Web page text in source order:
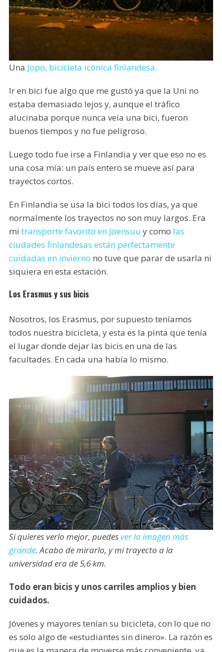
Una Jopo, bicicleta icónica finlandesa.
Ir en bici fue algo que me gustó ya que la Uni no
estaba demasiado lejos y, aunque el tráfico
alucinaba porque nunca veía una bici, fueron
buenos tiempos y no fue peligroso.
Luego todo fue irse a Finlandia y ver que eso no es
una cosa mía: un país entero se mueve así para
trayectos cortos.
En Finlandia se usa la bici todos los días, ya que
normalmente los trayectos no son muy largos. Era
mi transporte favorito en Joensuu y como las
ciudades finlandesas están perfectamente
cuidadas en invierno no tuve que parar de usarla ni
siquiera en esta estación.
Los Erasmus y sus bicis
Nosotros, los Erasmus, por supuesto teníamos
todos nuestra bicicleta, y esta es la pinta que tenía
el lugar donde dejar las bicis en una de las
facultades. En cada una había lo mismo.
Si quieres verlo mejor, puedesver la imagen más
grande. Acabo de mirarlo, y mi trayecto a la
universidad era de 5,6 km.
Todo eran bicis y unos carriles amplios y bien
cuidados.
Jóvenes y mayores tenían su bicicleta, con lo que no
es solo algo de «estudiantes sin dinero». La razón es